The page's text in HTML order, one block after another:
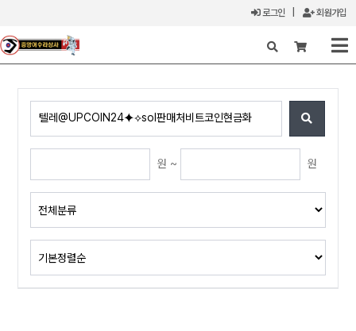
로그인 회원가입
X
원 ~ 원